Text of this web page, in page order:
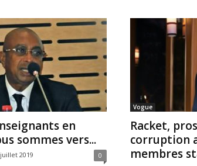
en
sommes vers...
2019 0
Vogue
Racket,
corruption
membres